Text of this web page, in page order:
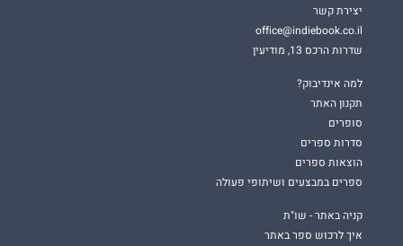
יצירת קשר
office@indiebook.co.il
שדרות הרכס 13, מודיעין
למה אינדיבוק?
תקנון האתר
סופרים
סדרות ספרים
הוצאות ספרים
ספרים במבצעים ושיתופי פעולה
קניה באתר - שו"ת
איך לרכוש ספר באתר